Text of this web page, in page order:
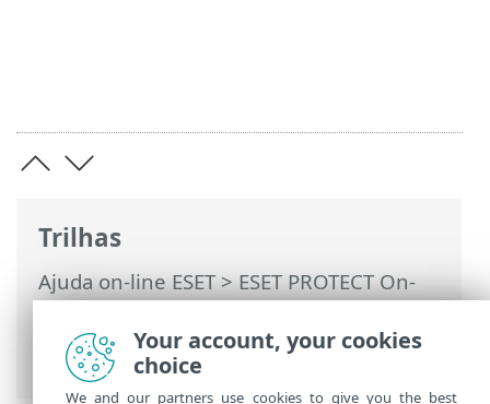
Trilhas
Ajuda on-line ESET>ESET PROTECT On-
Prem>Usando a máquina virtual ESET
PROTECT
>Interface de gerenciamento
Webmin
> Ferramentas
Your account, your cookies
choice
We and our partners use cookies to give you the best